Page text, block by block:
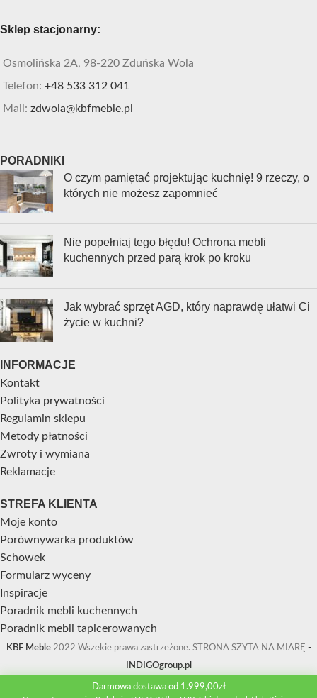
Sklep stacjonarny:
Osmolińska 2A, 98-220 Zduńska Wola
Telefon: +48 533 312 041
Mail: zdwola@kbfmeble.pl
PORADNIKI
O czym pamiętać projektując kuchnię! 9 rzeczy, o
których nie możesz zapomnieć
Nie popełniaj tego błędu! Ochrona mebli
kuchennych przed parą krok po kroku
Jak wybrać sprzęt AGD, który naprawdę ułatwi Ci
życie w kuchni?
INFORMACJE
Kontakt
Polityka prywatności
Regulamin sklepu
Metody płatności
Zwroty i wymiana
Reklamacje
STREFA KLIENTA
Moje konto
Porównywarka produktów
Schowek
Formularz wyceny
Inspiracje
Poradnik mebli kuchennych
Poradnik mebli tapicerowanych
KBF Meble 2022 Wszekie prawa zastrzeżone. STRONA SZYTA NA MIARĘ -
INDIGOgroup.pl
Darmowa dostawa od 1.999,00zł